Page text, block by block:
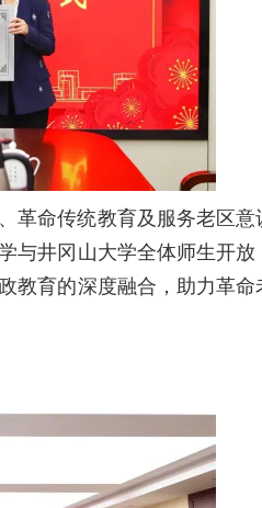
革命传统教育及服务老区
与井冈山大学全体师生开
教育的深度融合，助力革